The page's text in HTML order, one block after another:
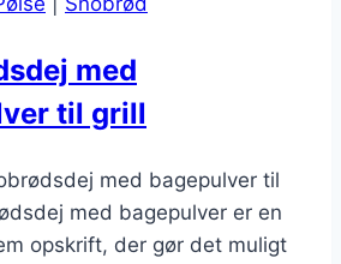
med
til grill
med bagepulver til
med bagepulver er en
opskrift, der gør det muligt